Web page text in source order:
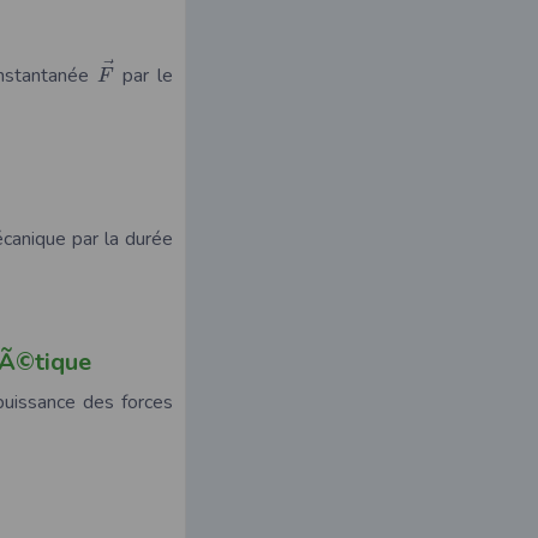
F ⃗par le
par la durée
des forces